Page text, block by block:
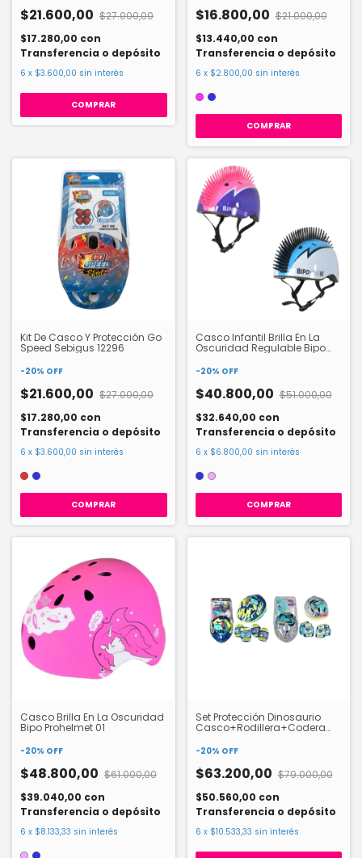
$21.600,00 $27.000,00
$17.280,00 con
Transferencia o depósito
6 x $3.600,00 sin interés
$16.800,00 $21.000,00
$13.440,00 con
Transferencia o depósito
6 x $2.800,00 sin interés
COMPRAR
Kit De Casco Y Protección Go
Speed Sebigus 12296
-20% OFF
$21.600,00 $27.000,00
$17.280,00 con
Transferencia o depósito
6 x $3.600,00 sin interés
COMPRAR
Casco Infantil Brilla En La
Oscuridad Regulable Bipo
-20% OFF
$40.800,00 $51.000,00
$32.640,00 con
Transferencia o depósito
6 x $6.800,00 sin interés
COMPRAR
Casco Brilla En La Oscuridad
Bipo Prohelmet 01
-20% OFF
$48.800,00 $61.000,00
$39.040,00 con
Transferencia o depósito
6 x $8.133,33 sin interés
Set Protección Dinosaurio
Casco+Rodillera+Codera
-20% OFF
$63.200,00 $79.000,00
$50.560,00 con
Transferencia o depósito
6 x $10.533,33 sin interés